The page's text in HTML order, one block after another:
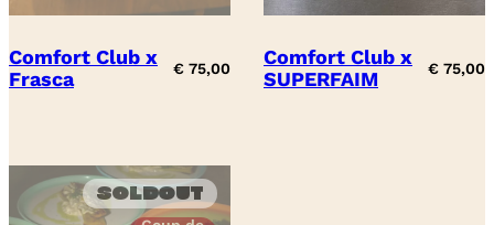
Comfort Club x
Frasca
€ 75,00
Comfort Club x
SUPERFAIM
€ 75,00
Soldout